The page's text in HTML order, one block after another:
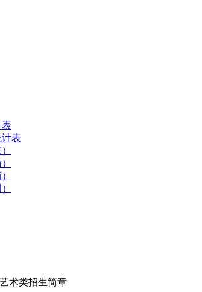
表
术类招生简章